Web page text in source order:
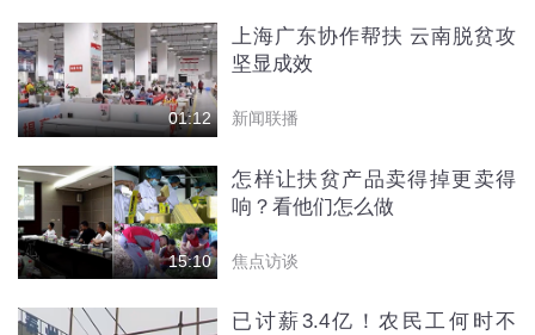
01:12
上海广东协作帮扶 云南脱贫攻
坚显成效
新闻联播
15:10
怎样让扶贫产品卖得掉更卖得
响？看他们怎么做
焦点访谈
已讨薪3.4亿！农民工何时不